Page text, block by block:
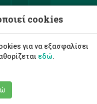
Care Project
cookies
για να εξασφαλίσει
εδώ.